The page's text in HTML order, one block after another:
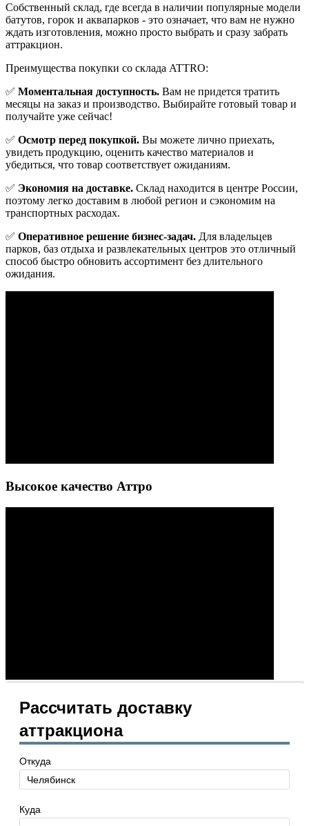
Cобственный склад, где всегда в наличии популярные модели
батутов, горок и аквапарков - это означает, что вам не нужно
ждать изготовления, можно просто выбрать и сразу забрать
аттракцион.
Преимущества покупки со склада ATTRO:
✅ Моментальная доступность. Вам не придется тратить
месяцы на заказ и производство. Выбирайте готовый товар и
получайте уже сейчас!
✅ Осмотр перед покупкой. Вы можете лично приехать,
увидеть продукцию, оценить качество материалов и
убедиться, что товар соответствует ожиданиям.
✅ Экономия на доставке. Склад находится в центре России,
поэтому легко доставим в любой регион и сэкономим на
транспортных расходах.
✅ Оперативное решение бизнес-задач. Для владельцев
парков, баз отдыха и развлекательных центров это отличный
способ быстро обновить ассортимент без длительного
ожидания.
Высокое качество Аттро
Рассчитать доставку
аттракциона
Откуда
Куда